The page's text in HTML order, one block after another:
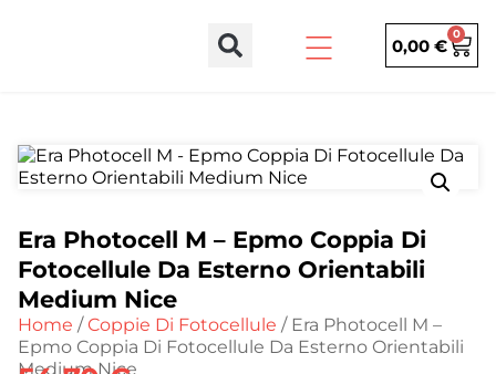
0,00 €
0
Era Photocell M – Epmo Coppia Di
Fotocellule Da Esterno Orientabili
Medium Nice
Home /Coppie Di Fotocellule / Era Photocell M –
Epmo Coppia Di Fotocellule Da Esterno Orientabili
Medium Nice